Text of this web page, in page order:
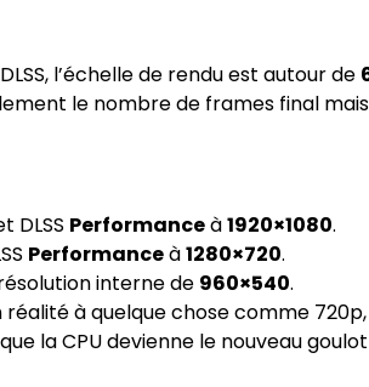
l’échelle de rendu est autour de
le nombre de frames final mais
DLSS Performanceà1920×1080.
Performanceà1280×720.
interne de 960×540.
réalité à quelque chose comme
la CPU devienne le nouveau goulot